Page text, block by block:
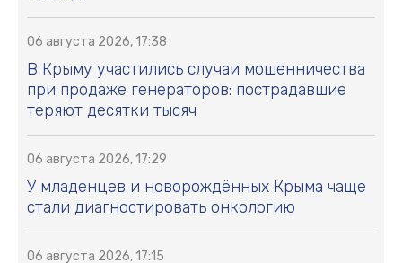
ЧИТАЕМОЕ
01 августа 2026, 17:41
В Крыму изменили порядок получения
выплат 15 тысяч рублей для пострадавших в
ЧС
31 июля 2026, 11:54